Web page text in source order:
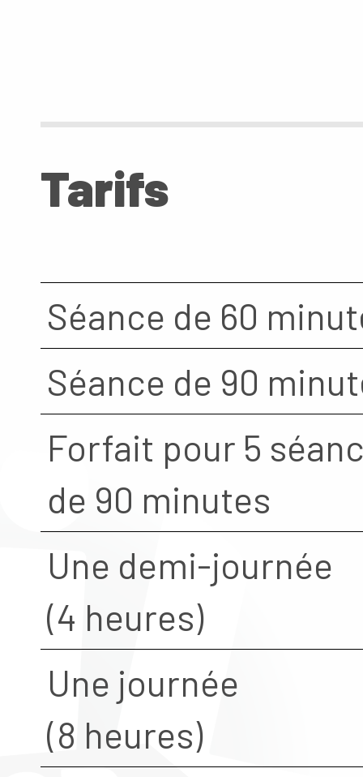
Tarifs
Séance de 60
Séance de 90
Forfait pour 5
de 90 minutes
Une demi-journée
(4 heures)
Une journée
(8 heures)